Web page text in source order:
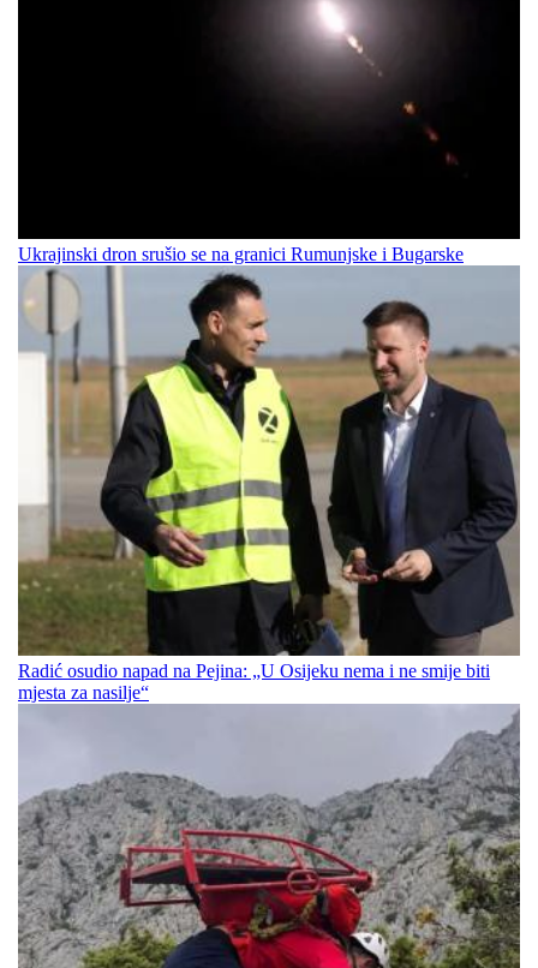
Ukrajinski dron srušio se na granici Rumunjske i Bugarske
Radić osudio napad na Pejina: „U Osijeku nema i ne smije biti
mjesta za nasilje“